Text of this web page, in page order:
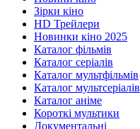
Зірки кіно
HD Трейлери
Новинки кіно 2025
Каталог фільмів
Каталог серіалів
Каталог мультфільмів
Каталог мультсеріалів
Каталог аніме
Короткі мультики
Документальні